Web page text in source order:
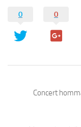
0 0
Concert